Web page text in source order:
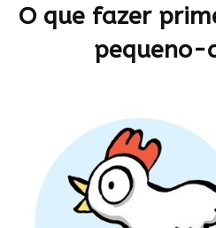
O que fazer
pequeno-